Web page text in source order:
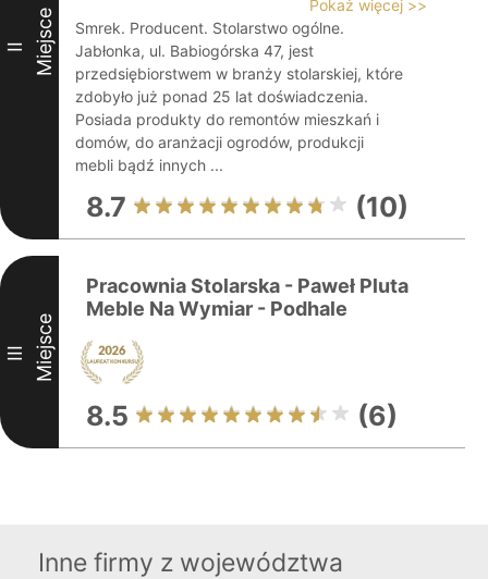
II Miejsce
Pokaż więcej >>
Smrek. Producent. Stolarstwo ogólne.
Jabłonka, ul. Babiogórska 47, jest
przedsiębiorstwem w branży stolarskiej, które
zdobyło już ponad 25 lat doświadczenia.
Posiada produkty do remontów mieszkań i
domów, do aranżacji ogrodów, produkcji
mebli bądź innych ...
8.7 (10)
III Miejsce
Pracownia Stolarska - Paweł Pluta
Meble Na Wymiar - Podhale
8.5 (6)
Inne firmy z województwa